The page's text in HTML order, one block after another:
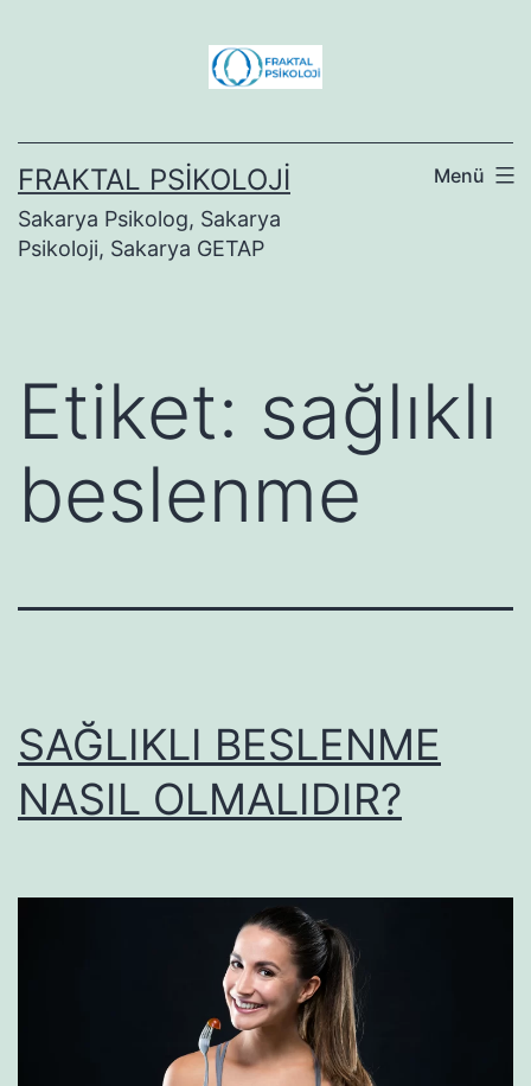
FRAKTAL PSIKOLOJI
Sakarya Psikolog, Sakarya
Psikoloji, Sakarya GETAP
Menü
Etiket: sağlıklı
beslenme
SAĞLIKLI BESLENME
NASIL OLMALIDIR?